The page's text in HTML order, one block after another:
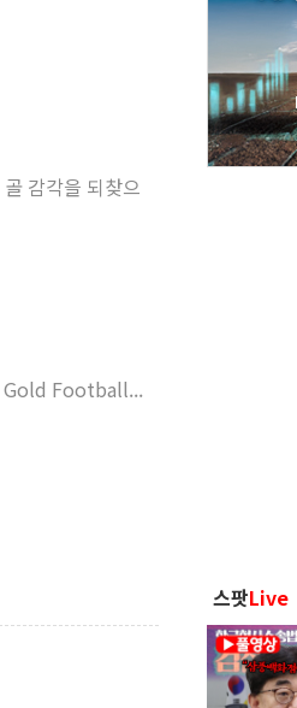
감각을 되찾으
Gold Football...
스팟Live